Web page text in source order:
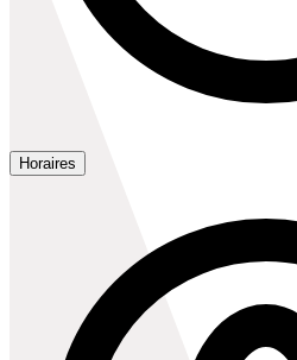
Horaires